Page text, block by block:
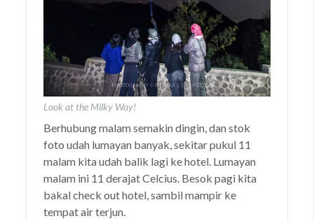
Look at the Milky Way!
Berhubung malam semakin dingin, dan stok
foto udah lumayan banyak, sekitar pukul 11
malam kita udah balik lagi ke hotel. Lumayan
malam ini 11 derajat Celcius. Besok pagi kita
bakal check out hotel, sambil mampir ke
tempat air terjun.